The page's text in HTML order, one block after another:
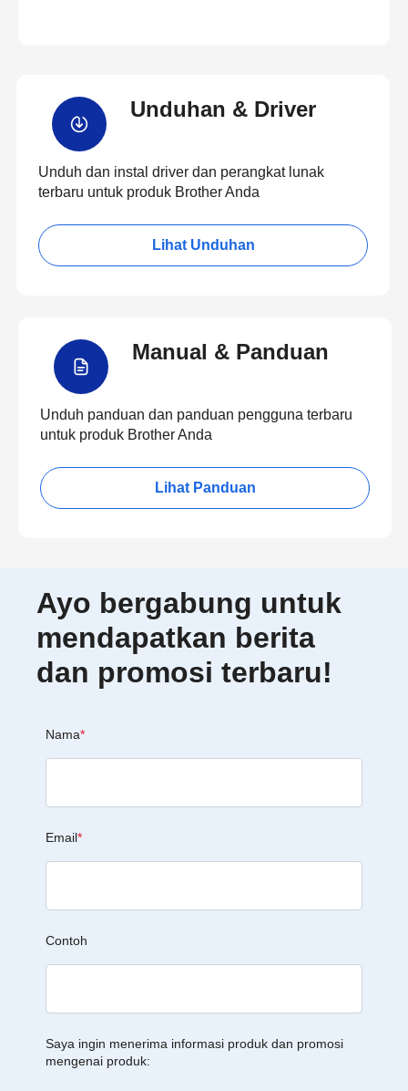
Unduhan & Driver
Unduh dan instal driver dan perangkat lunak
terbaru untuk produk Brother Anda
Lihat Unduhan
Manual & Panduan
Unduh panduan dan panduan pengguna terbaru
untuk produk Brother Anda
Lihat Panduan
Ayo bergabung untuk
mendapatkan berita
dan promosi terbaru!
Nama*
Email*
Contoh
Saya ingin menerima informasi produk dan promosi
mengenai produk: